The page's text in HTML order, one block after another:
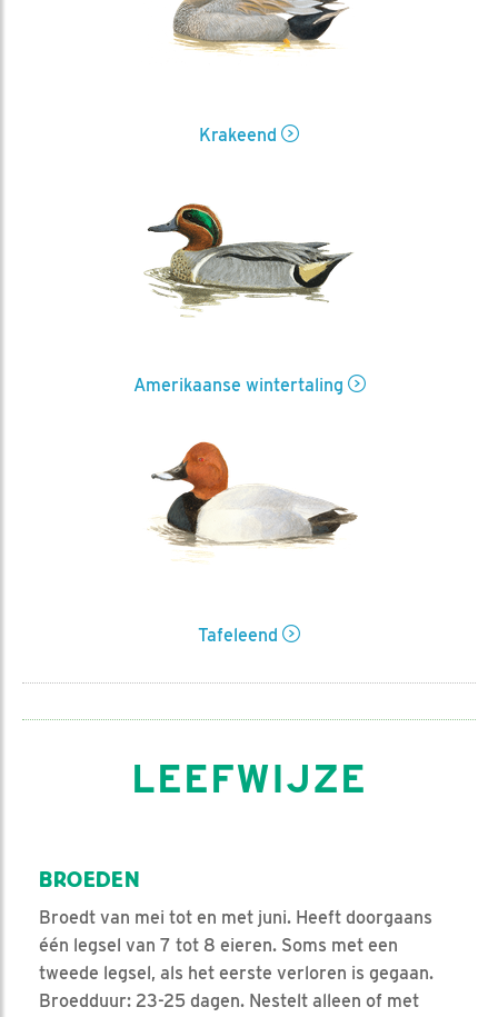
Krakeend
Amerikaanse wintertaling
Tafeleend
LEEFWIJZE
BROEDEN
Broedt van mei tot en met juni. Heeft doorgaans
één legsel van 7 tot 8 eieren. Soms met een
tweede legsel, als het eerste verloren is gegaan.
Broedduur: 23-25 dagen. Nestelt alleen of met